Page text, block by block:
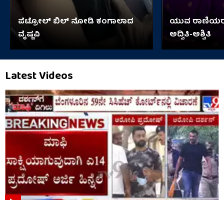
ಪೆಟ್ರೋಲ್ ಬಿಲ್ ನೋಡಿ ಕಂಗಾಲಾದ
ವೈಷ್ಣವಿ
ಯುವ
ಅದ್ವಿತಿ-ಅಶ್ವಿತಿ
Latest Videos